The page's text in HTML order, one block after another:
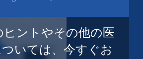
ヒントやその他の医
いては、今すぐお